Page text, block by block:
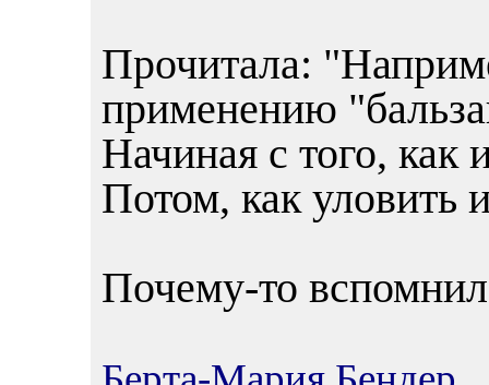
Прочитала:
применению
Начиная с того, как
Потом, как уловить
Почему-то